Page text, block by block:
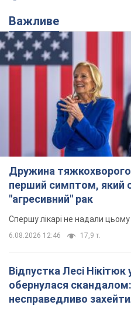
Важливе
Дружина
перший симптом, який
"агресивний" рак
Спершу лікарі не надали
6.08.2026 12:46 17,9 т.
Відпустка Лесі Нікітюк
обернулася
несправедливо